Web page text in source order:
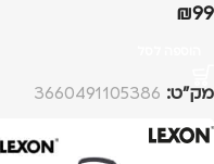
₪99
מק”ט: 3660491105386